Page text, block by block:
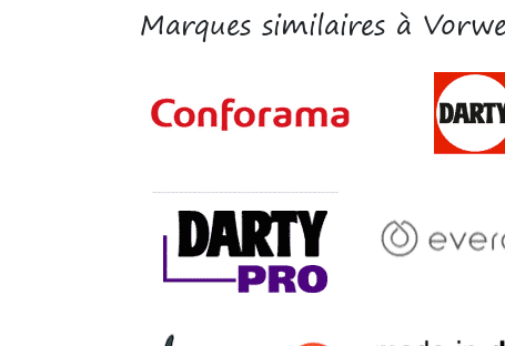
Marques similaires à